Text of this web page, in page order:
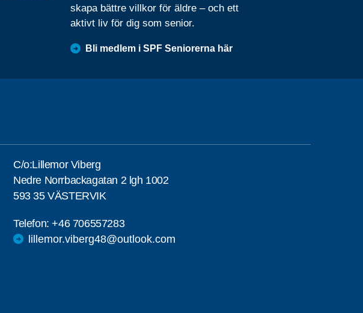
skapa bättre villkor för äldre – och ett
aktivt liv för dig som senior.
Bli medlem i SPF Seniorerna här
C/o:Lillemor Viberg
Nedre Norrbackagatan 2 lgh 1002
593 35 VÄSTERVIK
Telefon:+46 706557283
lillemor.viberg48@outlook.com